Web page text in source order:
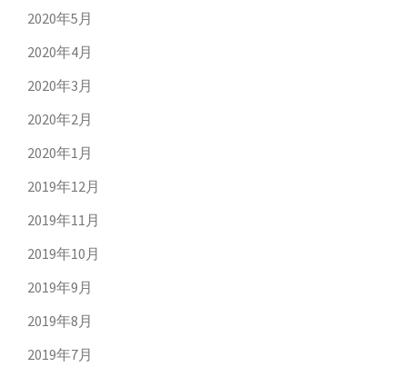
2020年5月
2020年4月
2020年3月
2020年2月
2020年1月
2019年12月
2019年11月
2019年10月
2019年9月
2019年8月
2019年7月